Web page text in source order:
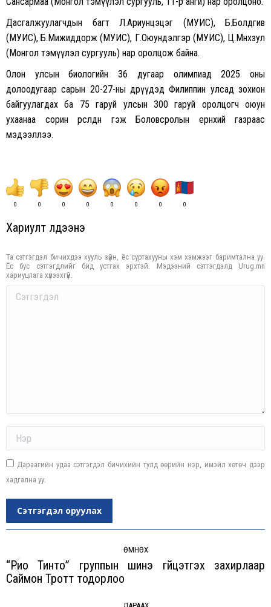
Дасгалжуулагчдын багт Л.Ариунцэцэг (МУИС), Б.Болдгив
(МУИС), Б.Мижиддорж (МУИС), Г.Оюундэлгэр (МУИС), Ц.Мөнхзул
(Монгол тэмүүлэл сургууль) нар оролцож байна.
Олон улсын биологийн 36 дугаар олимпиад 2025 оны
долоодугаар сарын 20-27-ны өдрүүдэд Филиппин улсад зохион
байгуулагдах ба 75 гаруй улсын 300 гаруй оролцогч оюун
ухаанаа сорин өрсөлдөнө гэж Боловсролын ерөнхий газраас
мэдээллээ.
0 0 0 0 0 0 0 0
Хариулт үлдээнэ үү
Та сэтгэгдэл бичихдээ хууль зүйн, ёс суртахууны хэм хэмжээг баримтална уу.
Ёс бус сэтгэгдлийг бид устгах эрхтэй. Мэдээний сэтгэгдэлд Urug.mn
хариуцлага хүлээхгүй.
Comment
Дараагийн удаа сэтгэгдэл бичихийн тулд өөрийн нэр, имэйл хөтөч дээр
хадгална уу.
Сэтгэгдэл оруулах
ӨМНӨХ
Previous
“Рио Тинто” группын шинэ гүйцэтгэх захирлаар
Саймон Тротт тодорлоо